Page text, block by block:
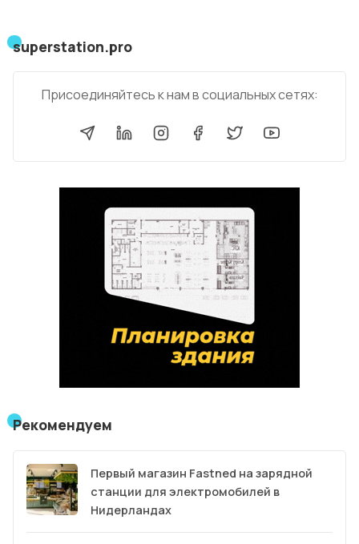
superstation.pro
Присоединяйтесь к нам в социальных сетях:
Рекомендуем
Первый магазин Fastned на зарядной
станции для электромобилей в
Нидерландах